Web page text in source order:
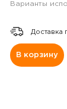
Варианты
Доставка
В корзину